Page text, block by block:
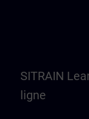
SITRAIN
ligne